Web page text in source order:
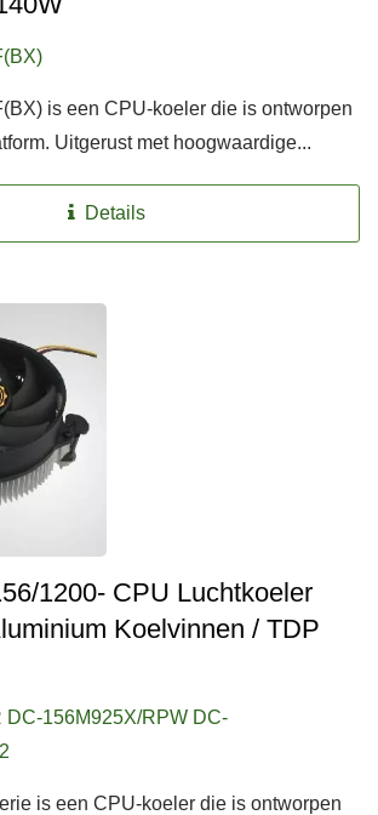
is een CPU-koeler die is ontworpen
Uitgerust met hoogwaardige...
Details
1200- CPU Luchtkoeler
Koelvinnen / TDP
DC-156M925X/RPW DC-
is een CPU-koeler die is ontworpen